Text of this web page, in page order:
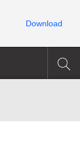
Download